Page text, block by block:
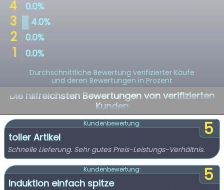
Durchschnittliche Bewertung verifizierter Käufe
und deren Bewertungen in Prozent
Die hilfreichsten Bewertungen von verifizierten
Kunden
5
Kundenbewertung:
toller Artikel
Schnelle Lieferung. Sehr gutes Preis-Leistungs-Verhältnis.
5
Kundenbewertung:
Induktion einfach spitze